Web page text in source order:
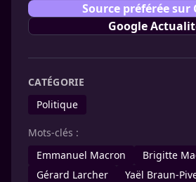
Source préférée sur
Google
CATÉGORIE
Politique
Mots-clés :
Emmanuel Macron
Brigitte
Gérard Larcher
Yaël Braun-